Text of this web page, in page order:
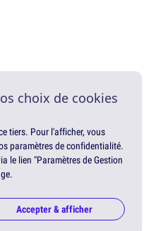
choix de cookies
tiers. Pour l'afficher, vous
paramètres de confidentialité.
le lien "Paramètres de Gestion
Accepter & afficher